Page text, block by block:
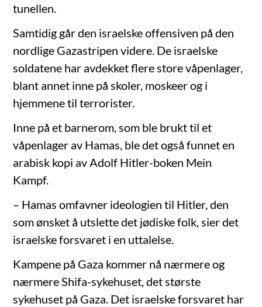
tunellen.
Samtidig går den israelske offensiven på den
nordlige Gazastripen videre. De israelske
soldatene har avdekket flere store våpenlager,
blant annet inne på skoler, moskeer og i
hjemmene til terrorister.
Inne på et barnerom, som ble brukt til et
våpenlager av Hamas, ble det også funnet en
arabisk kopi av Adolf Hitler-boken Mein
Kampf.
– Hamas omfavner ideologien til Hitler, den
som ønsket å utslette det jødiske folk, sier det
israelske forsvaret i en uttalelse.
Kampene på Gaza kommer nå nærmere og
nærmere Shifa-sykehuset, det største
sykehuset på Gaza. Det israelske forsvaret har